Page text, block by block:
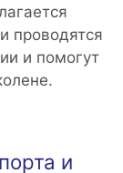
проводятся
и помогут
и